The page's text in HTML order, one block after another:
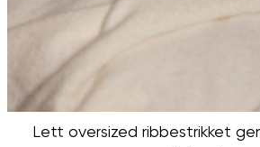
Lett oversized ribbestrikket